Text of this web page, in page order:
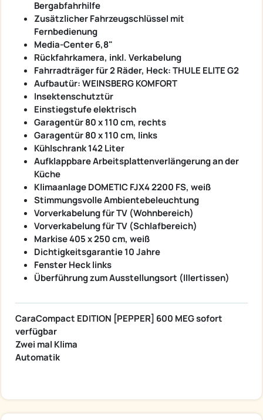
Bergabfahrhilfe
Zusätzlicher Fahrzeugschlüssel mit
Fernbedienung
Media-Center 6,8"
Rückfahrkamera, inkl. Verkabelung
Fahrradträger für 2 Räder, Heck: THULE ELITE G2
Aufbautür: WEINSBERG KOMFORT
Insektenschutztür
Einstiegstufe elektrisch
Garagentür 80 x 110 cm, rechts
Garagentür 80 x 110 cm, links
Kühlschrank 142 Liter
Aufklappbare Arbeitsplattenverlängerung an der
Küche
Klimaanlage DOMETIC FJX4 2200 FS, weiß
Stimmungsvolle Ambientebeleuchtung
Vorverkabelung für TV (Wohnbereich)
Vorverkabelung für TV (Schlafbereich)
Markise 405 x 250 cm, weiß
Dichtigkeitsgarantie 10 Jahre
Fenster Heck links
Überführung zum Ausstellungsort (Illertissen)
CaraCompact EDITION [PEPPER] 600 MEG sofort
verfügbar
Zwei mal Klima
Automatik